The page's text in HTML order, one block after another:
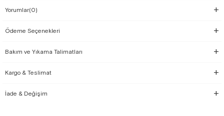
Yorumlar(0)
Ödeme Seçenekleri
Bakım ve Yıkama Talimatları
Kargo & Teslimat
İade & Değişim